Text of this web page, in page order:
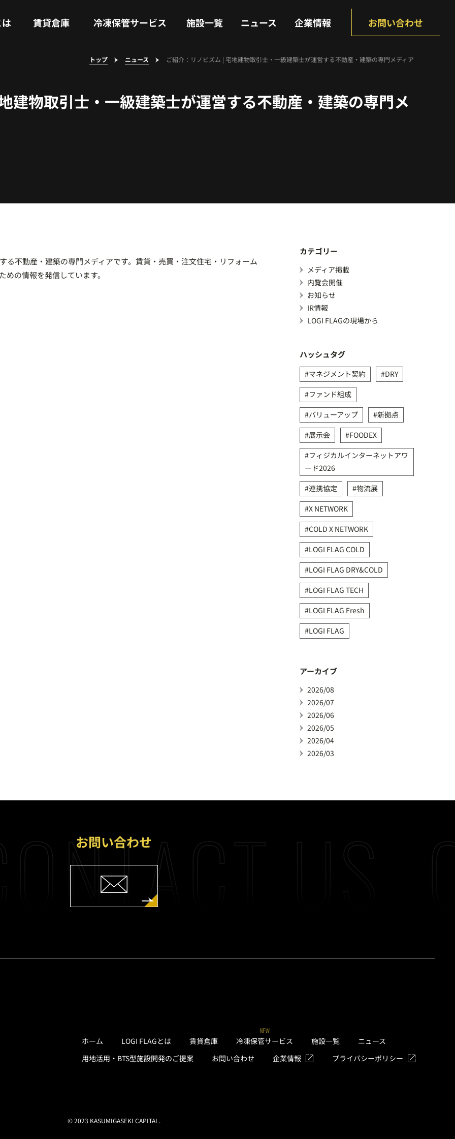
賃貸倉庫 冷凍保管サービス 施設一覧 ニュース 企業情報 お問い合わせ
トップ ニュース ご紹介：リノビズム | 宅地建物取引士・一級建築士が運営する不動産・建築の専門メディア
建物取引士・一級建築士が運営する不動産・建築の専門メ
る不動産・建築の専門メディアです。賃貸・売買・注文住宅・リフォーム
の情報を発信しています。
カテゴリー
メディア掲載
内覧会開催
お知らせ
IR情報
LOGI FLAGの現場から
ハッシュタグ
マネジメント契約
DRY
ファンド組成
バリューアップ
新拠点
展示会
FOODEX
フィジカルインターネットアワ
ード2026
連携協定
物流展
X NETWORK
COLD X NETWORK
LOGI FLAG COLD
LOGI FLAG DRY&COLD
LOGI FLAG TECH
LOGI FLAG Fresh
LOGI FLAG
アーカイブ
2026/08
2026/07
2026/06
2026/05
2026/04
2026/03
US
お問い合わせ
ホーム LOGI FLAGとは 賃貸倉庫
NEW
冷凍保管サービス 施設一覧
ニュース
用地活用・BTS型施設開発のご提案
お問い合わせ 企業情報 プライバシーポリシー
© 2023 KASUMIGASEKI CAPITAL.